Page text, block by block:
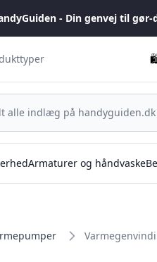
- Din genvej til
Armaturer og håndvaske